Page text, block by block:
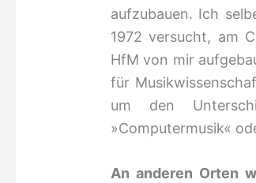
aufzubauen. Ich
1972 versucht, am
HfM von mir
für
um den
»Computermusik«
An anderen Orten